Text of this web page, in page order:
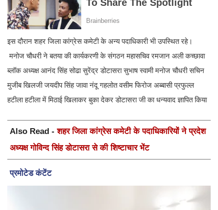
इस दौरान शहर जिला कांग्रेस कमेटी के अन्य पदाधिकारी भी उपस्थित रहे।
मनोज चौधरी ने बतया की कार्यकरणी के संगठन महासचिव रमजान अली कच्छावा
ब्लॉक अध्यक्ष आनंद सिंह सोढा सुरेंद्र डोटासरा सुभाष स्वामी मनोज चौधरी सचिन
मुजीब खिलजी जयदीप सिंह जावा नंदू गहलोत वसीम फिरोज अब्बासी प्रफुल्ल
हटीला हटीला में मिठाई खिलाकर बुका देकर डोटासरा जी का धन्यवाद ज्ञापित किया
Also Read -शहर जिला कांग्रेस कमेटी के पदाधिकारियों ने प्रदेश
अध्यक्ष गोविन्द सिंह डोटासरा से की शिष्टाचार भेंट